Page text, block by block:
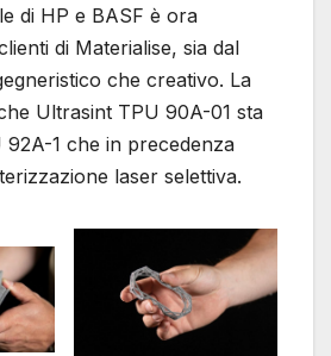
di HP e BASF è ora
di Materialise, sia dal
che creativo. La
Ultrasint TPU 90A-01 sta
92A-1 che in precedenza
laser selettiva.